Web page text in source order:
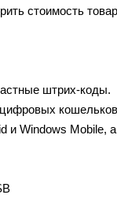
стоимость
штрих-коды.
Windows Mobile,